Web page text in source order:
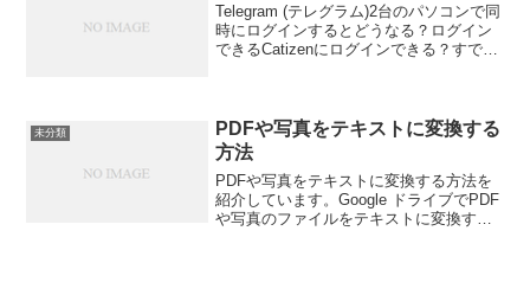
Telegram (テレグラム)2台のパソコンで同
時にログインするとどうなる？ログイン
できるCatizenにログインできる？すでに
未分類
PDFや写真をテキストに変換する
方法
PDFや写真をテキストに変換する方法を
紹介しています。Google ドライブでPDF
や写真のファイルをテキストに変換する